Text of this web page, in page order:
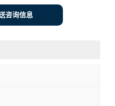
咨询信息